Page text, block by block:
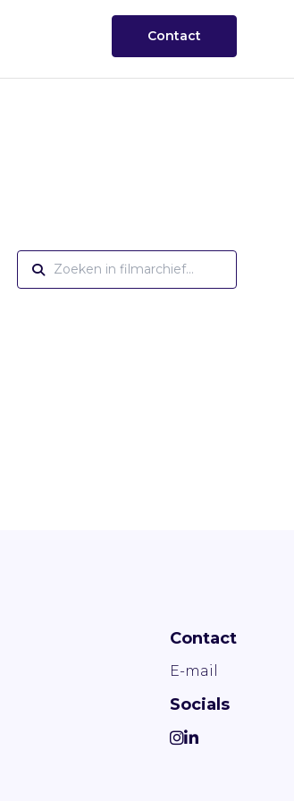
Contact
Contact
E-mail
Socials